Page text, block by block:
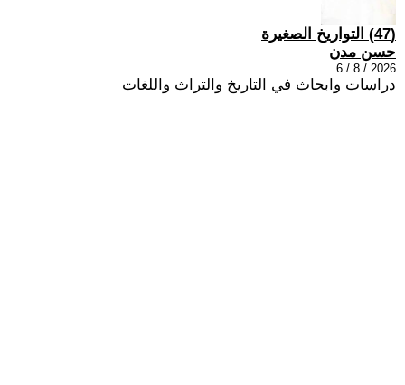
(47) التواريخ الصغيرة
حسن مدن
2026 / 8 / 6
دراسات وابحاث في التاريخ والتراث واللغات